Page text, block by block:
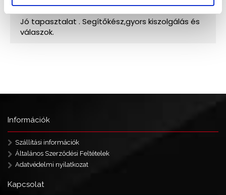
Információk
Szállítási információk
Általános Szerződési Feltételek
Adatvédelmi nyilatkozat
Kapcsolat